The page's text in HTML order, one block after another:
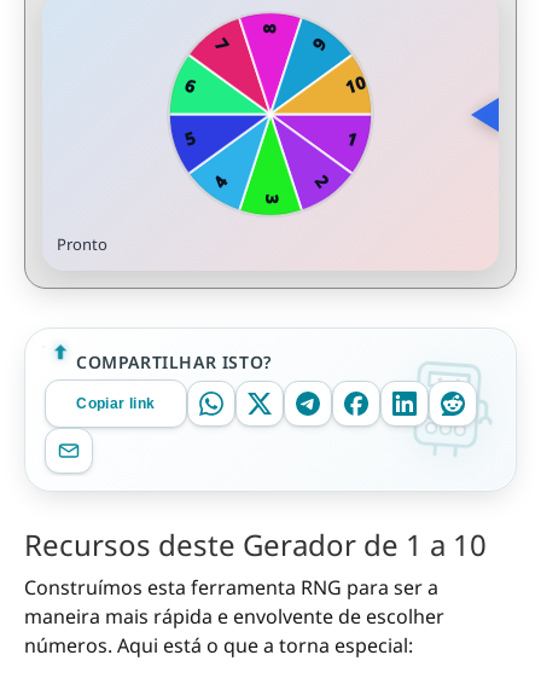
Pronto
COMPARTILHAR ISTO?
Copiar link
Recursos deste Gerador de 1 a 10
Construímos esta ferramenta RNG para ser a
maneira mais rápida e envolvente de escolher
números. Aqui está o que a torna especial: